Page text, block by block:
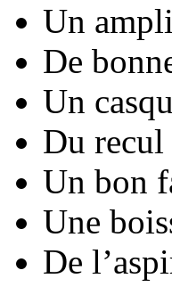
Un ampli
De
Un
Du recul
Un bon
Une
De